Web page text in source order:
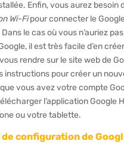
Enfin, vous aurez besoin
Wi-Fipour connecter le
le cas où vous n’auriez
il est très facile d’en
rendre sur le site web de
instructions pour créer un
vous avez votre compte
l’application Google
ou votre tablette.
de configuration de